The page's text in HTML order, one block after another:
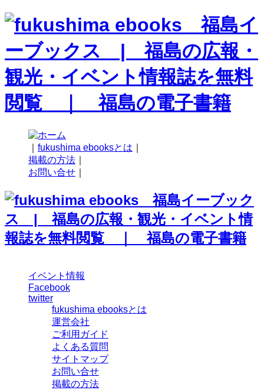
fukushima ebooksとは
掲載の方法
お問い合せ
イベント情報
Facebook
twitter
fukushima ebooksとは
運営会社
ご利用ガイド
よくある質問
サイトマップ
お問い合せ
掲載の方法